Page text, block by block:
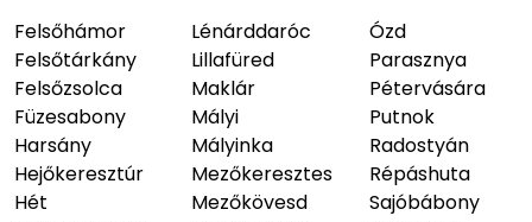
Felsőhámor
Felsőtárkány
Felsőzsolca
Füzesabony
Harsány
Hejőkeresztúr
Hét
Lénárddaróc
Lillafüred
Maklár
Mályi
Mályinka
Mezőkeresztes
Mezőkövesd
Ózd
Parasznya
Pétervására
Putnok
Radostyán
Répáshuta
Sajóbábony